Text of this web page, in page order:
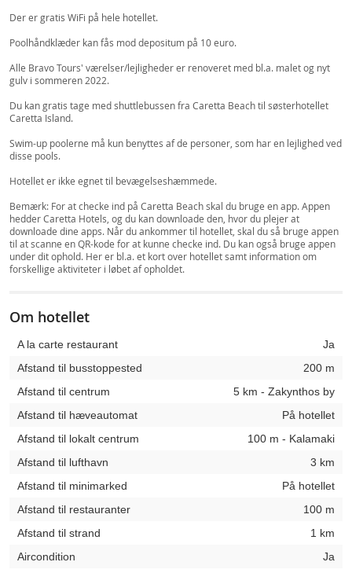
Der er gratis WiFi på hele hotellet.
Poolhåndklæder kan fås mod depositum på 10 euro.
Alle Bravo Tours' værelser/lejligheder er renoveret med bl.a. malet og nyt
gulv i sommeren 2022.
Du kan gratis tage med shuttlebussen fra Caretta Beach til søsterhotellet
Caretta Island.
Swim-up poolerne må kun benyttes af de personer, som har en lejlighed ved
disse pools.
Hotellet er ikke egnet til bevægelseshæmmede.
Bemærk: For at checke ind på Caretta Beach skal du bruge en app. Appen
hedder Caretta Hotels, og du kan downloade den, hvor du plejer at
downloade dine apps. Når du ankommer til hotellet, skal du så bruge appen
til at scanne en QR-kode for at kunne checke ind. Du kan også bruge appen
under dit ophold. Her er bl.a. et kort over hotellet samt information om
forskellige aktiviteter i løbet af opholdet.
Om hotellet
A la carte restaurant
Ja
Afstand til busstoppested
200 m
Afstand til centrum
5 km - Zakynthos by
Afstand til hæveautomat
På hotellet
Afstand til lokalt centrum
100 m - Kalamaki
Afstand til lufthavn
3 km
Afstand til minimarked
På hotellet
Afstand til restauranter
100 m
Afstand til strand
1 km
Aircondition
Ja